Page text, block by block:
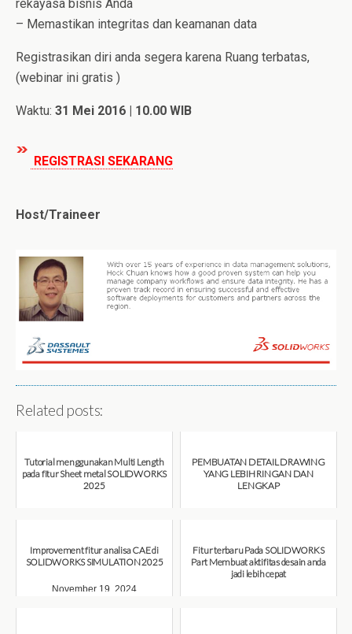
rekayasa bisnis Anda
– Memastikan integritas dan keamanan data
Registrasikan diri anda segera karena Ruang terbatas,
(webinar ini gratis )
Waktu: 31 Mei 2016 | 10.00 WIB
REGISTRASI SEKARANG
Host/Traineer
Related posts:
Tutorial menggunakan Multi Length
pada fitur Sheet metal SOLIDWORKS
2025
PEMBUATAN DETAIL DRAWING
YANG LEBIH RINGAN DAN
LENGKAP
Improvement fitur analisa CAE di
SOLIDWORKS SIMULATION 2025
November 19, 2024
Fitur terbaru Pada SOLIDWORKS
Part Membuat aktifitas desain anda
jadi lebih cepat